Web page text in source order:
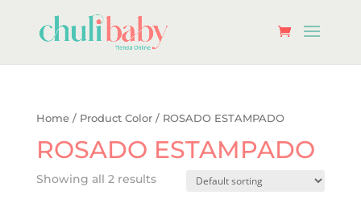
Home/ Product Color / ROSADO ESTAMPADO
ROSADO ESTAMPADO
Showing all 2 results